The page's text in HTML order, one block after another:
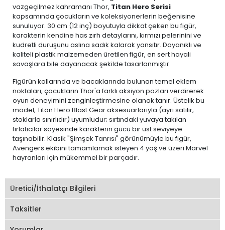
vazgeçilmez kahramanı Thor, Titan Hero Serisi
kapsamında çocukların ve koleksiyonerlerin beğenisine
sunuluyor. 30 cm (12 inç) boyutuyla dikkat çeken bu figür,
karakterin kendine has zırh detaylarını, kırmızı pelerinini ve
kudretli duruşunu aslına sadık kalarak yansıtır. Dayanıklı ve
kaliteli plastik malzemeden üretilen figür, en sert hayali
savaşlara bile dayanacak şekilde tasarlanmıştır.
Figürün kollarında ve bacaklarında bulunan temel eklem
noktaları, çocukların Thor'a farklı aksiyon pozları verdirerek
oyun deneyimini zenginleştirmesine olanak tanır. Üstelik bu
model, Titan Hero Blast Gear aksesuarlarıyla (ayrı satılır,
stoklarla sınırlıdır) uyumludur; sırtındaki yuvaya takılan
fırlatıcılar sayesinde karakterin gücü bir üst seviyeye
taşınabilir. Klasik "Şimşek Tanrısı" görünümüyle bu figür,
Avengers ekibini tamamlamak isteyen 4 yaş ve üzeri Marvel
hayranları için mükemmel bir parçadır.
Üretici/İthalatçı Bilgileri
Taksitler